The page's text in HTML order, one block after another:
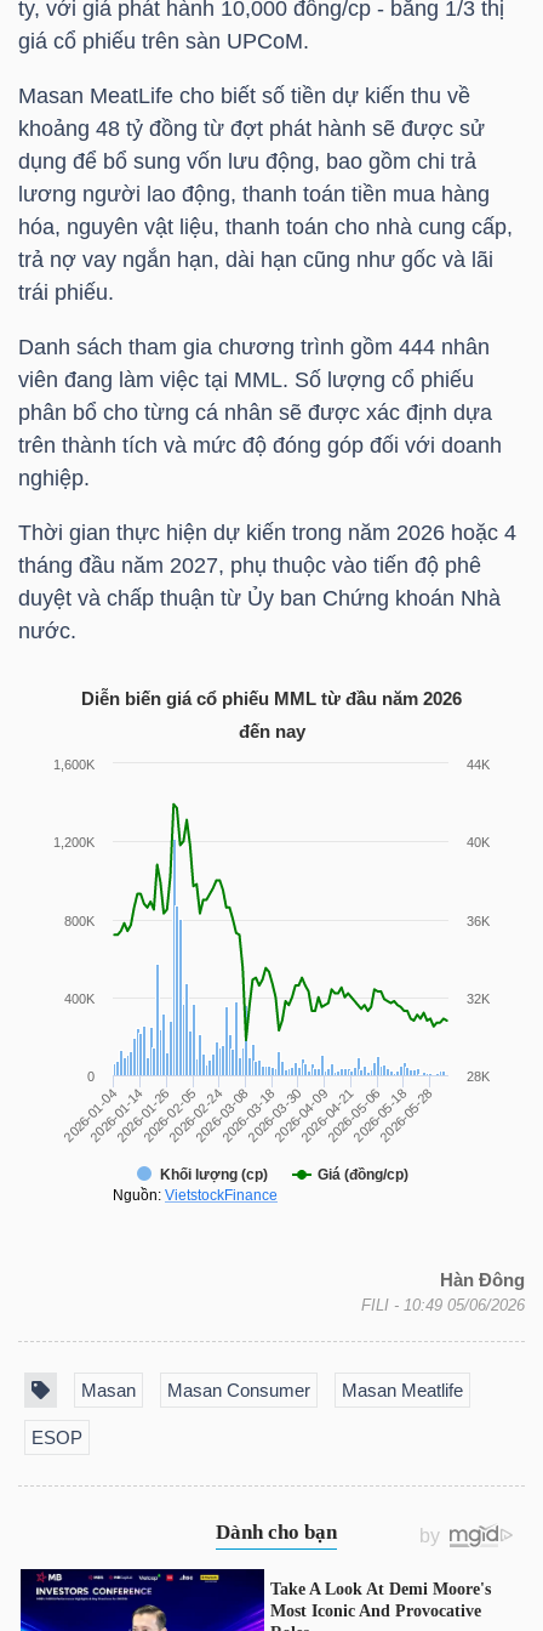
ty, với giá phát hành 10,000 đồng/cp - bằng 1/3 thị
giá cổ phiếu trên sàn UPCoM.
Masan MeatLife cho biết số tiền dự kiến thu về
khoảng 48 tỷ đồng từ đợt phát hành sẽ được sử
dụng để bổ sung vốn lưu động, bao gồm chi trả
lương người lao động, thanh toán tiền mua hàng
hóa, nguyên vật liệu, thanh toán cho nhà cung cấp,
trả nợ vay ngắn hạn, dài hạn cũng như gốc và lãi
trái phiếu.
Danh sách tham gia chương trình gồm 444 nhân
viên đang làm việc tại MML. Số lượng cổ phiếu
phân bổ cho từng cá nhân sẽ được xác định dựa
trên thành tích và mức độ đóng góp đối với doanh
nghiệp.
Thời gian thực hiện dự kiến trong năm 2026 hoặc 4
tháng đầu năm 2027, phụ thuộc vào tiến độ phê
duyệt và chấp thuận từ Ủy ban Chứng khoán Nhà
nước.
Diễn biến giá cổ phiếu MML từ đầu năm 2026
đến nay
Hàn Đông
FILI - 10:49 05/06/2026
Masan Masan Consumer Masan Meatlife
ESOP
YẾU
TIÊU
DÙNG
THIẾT
YẾU
CHĂM
SÓC
SỨC
CHÍNH
CÔNG
VỤ
TIỆN
SẢN